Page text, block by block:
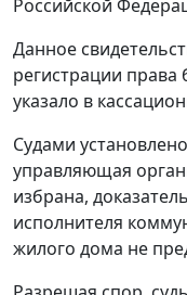
Российской
Данное
регистрации права
указало в
Судами
управляющая
избрана,
исполнителя
жилого дома не